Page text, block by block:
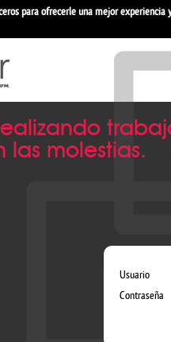
para ofrecerle una mejor
las molestias.
Usuario
Contraseña